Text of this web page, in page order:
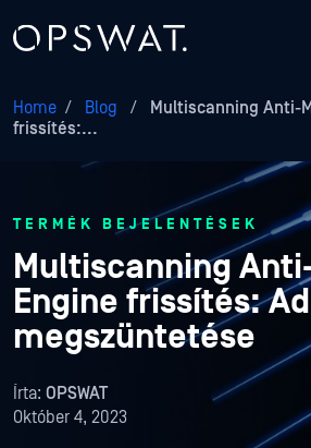
Home / Blog /
Multiscanning Anti-
frissítés:...
TERMÉK BEJELENTÉSEK
Multiscanning
Engine frissítés:
megszüntetése
Írta: OPSWAT
Október 4, 2023